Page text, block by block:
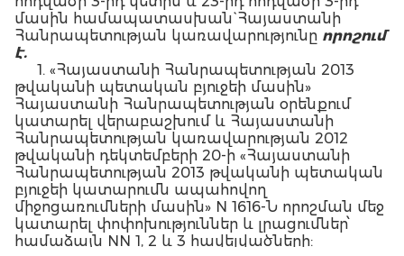
մասին համապատասխան` Հայաստանի
Հանրապետության կառավարությունը որոշում
է.
1. «Հայաստանի Հանրապետության 2013
թվականի պետական բյուջեի մասին»
Հայաստանի Հանրապետության օրենքում
կատարել վերաբաշխում և Հայաստանի
Հանրապետության կառավարության 2012
թվականի դեկտեմբերի 20-ի «Հայաստանի
Հանրապետության 2013 թվականի պետական
բյուջեի կատարումն ապահովող
միջոցառումների մասին» N 1616-Ն որոշման մեջ
կատարել փոփոխություններ և լրացումներ՝
համաձայն NN 1, 2 և 3 հավելվածների: